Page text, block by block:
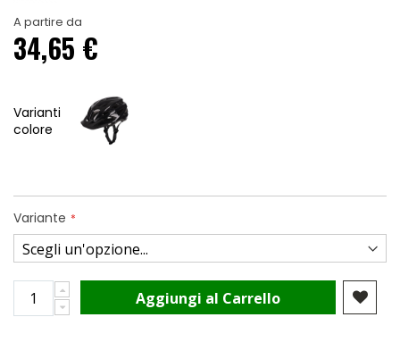
A partire da
34,65 €
Varianti
colore
Variante
Aggiungi al Carrello